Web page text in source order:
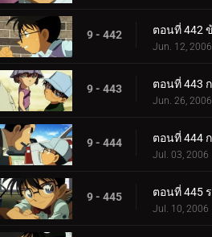
9 - 442
Jun. 12, 2006
9 - 443
Jun. 26, 2006
9 - 444
Jul. 03, 2006
9 - 445
Jul. 10, 2006